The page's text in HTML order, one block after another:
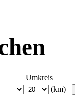
Umkreis
(km)